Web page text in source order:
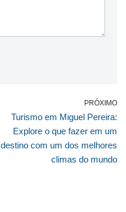
PRÓXIMO
Turismo em Miguel Pereira:
Explore o que fazer em um
destino com um dos melhores
climas do mundo